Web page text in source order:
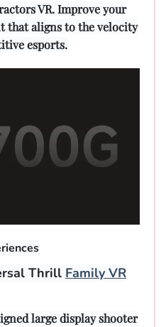
VR. Improve your
that aligns to the velocity
esports.
Thrill Family VR
large display shooter